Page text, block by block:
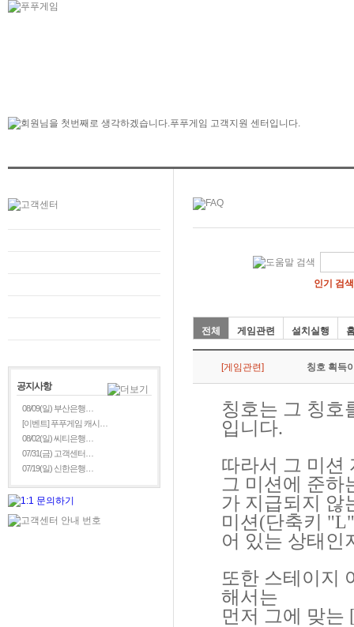
공지사항
08/09(일) 부산은행…
[이벤트] 푸푸게임 캐시…
08/02(일) 씨티은행…
07/31(금) 고객센터…
07/19(일) 신한은행…
인기 검
전체 게임관련 설치실행
[게임관련] 칭호 획득
칭호는 그 칭호
입니다.
따라서 그 미션
그 미션에 준하
가 지급되지 않
미션(단축키
어 있는 상태인
또한 스테이지
해서는
먼저 그에 맞는